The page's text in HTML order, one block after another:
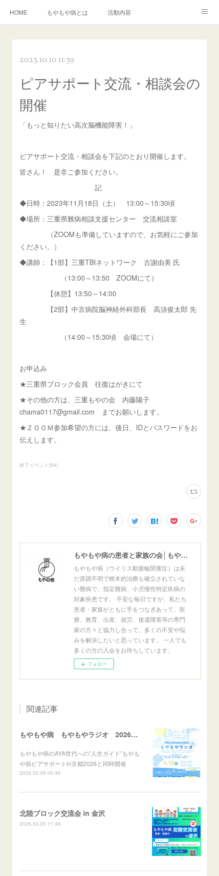
HOME もやもや病とは 活動内容
入会について お問い合わせ
2023.10.10 11:39
ピアサポート交流・相談会の
開催
「もっと知りたい高次脳機能障害！」
ピアサポート交流・相談会を下記のとおり開催します。
皆さん！ 是非ご参加ください。
記
◆日時：2023年11月18日（土） 13:00～15:30頃
◆場所：三重県難病相談支援センター 交流相談室
（ZOOMも準備していますので、お気軽にご参加
ください。）
◆講師：【1部】三重TBIネットワーク 古謝由美 氏
（13:00～13:50 ZOOMにて）
【休憩】13:50～14:00
【2部】中京病院脳神経外科部長 高須俊太郎 先
生
（14:00～15:30頃 会場にて）
お申込み
★三重県ブロック会員 往復はがきにて
★その他の方は、三重もやの会 内藤陽子
chama0117@gmail.com までお願いします。
★ＺＯＯＭ参加希望の方には、後日、IDとパスワードをお
伝えします。
終了イベント (54)
もやもや病の患者と家族の会│もやの会
もやもや病（ウイリス動脈輪閉塞症）は未
だ原因不明で根本的治療も確立されていな
い難病で、指定難病、小児慢性特定疾病の
対象疾患です。 不安な毎日ですが、私たち
患者・家族がともに手をつなぎあって、医
療、教育、出産、就労、後遺障害等の専門
家の方々と協力し合って、多くの不安や悩
みを解決したいと思っています。 一人でも
多くの方の入会をお待ちしています。
フォロー
関連記事
もやもや病 もやもやラジオ 2026年4月18日(土)
もやもや病のAYA世代への”人生ガイド”もやも
や病ピアサポートin京都2026と同時開催
2026.03.09 05:48
北陸ブロック交流会 in 金沢
2026.03.05 11:49